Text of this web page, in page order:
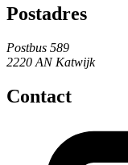
Postadres
Postbus 589
2220 AN Katwijk
Contact